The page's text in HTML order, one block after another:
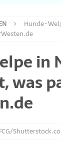
30, 2021 ]
19, 2021 ]
15, 2020 ]
18, 2019 ]
Hunde-
in
was